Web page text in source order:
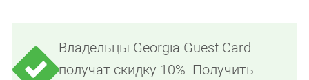
Владельцы Georgia Guest Card
получат скидку 10%. Получить